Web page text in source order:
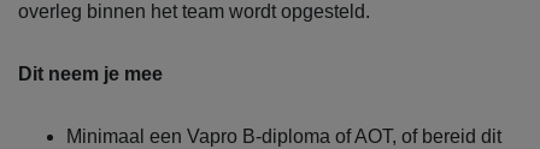
overleg binnen het team wordt opgesteld.
Dit neem je mee
Minimaal een Vapro B-diploma of AOT, of bereid dit